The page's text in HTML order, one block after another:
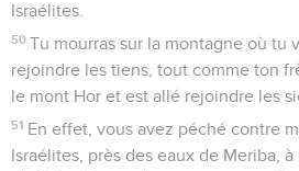
Israélites.
50 Tu mourras sur la montagne où tu
rejoindre les tiens, tout comme ton
le mont Hor et est allé rejoindre les
51 En effet, vous avez péché contre
Israélites, près des eaux de Meriba,